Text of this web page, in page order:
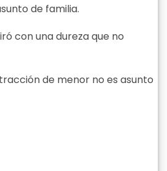
de familia.
con una dureza que no
de menor no es asunto